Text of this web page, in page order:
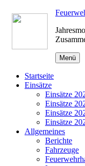
Zum
Inhalt
Menü
Startseite
Einsätze
Einsätze
Einsätze
Einsätze
Einsätze
Allgemeines
Berichte
Fahrzeuge